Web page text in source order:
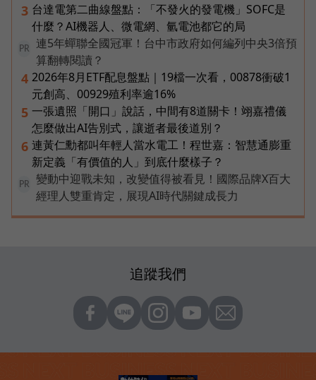
3 台達電第二曲線盤點：「不發火的發電機」SOFC是
什麼？AI機器人、微電網、氫電池都它的局
PR
連5年蟬聯全國冠軍！台中市政府如何編列中央3倍預
算翻轉閱讀？
4 2026年8月ETF配息盤點｜19檔一次看，00878衝破1
元創高、00929殖利率逾16%
5 一張遺照「開口」說話，中間有8道關卡！翊嘉禮儀
怎麼做出AI告別式，讓逝者最後道別？
6 連黃仁勳都叫年輕人當水電工！程世嘉：智慧通膨重
新定義「有價值的人」到底什麼樣子？
PR
變動中迎戰未知，改變值得被看見！國際品牌X百大
經理人雙重肯定，展現AI時代關鍵成長力
追蹤我們